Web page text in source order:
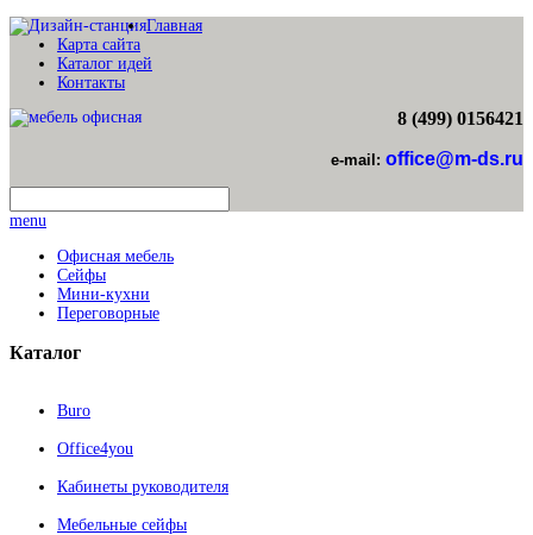
Главная
Карта сайта
Каталог идей
Контакты
8 (499) 0156421
e-mail: office@m-ds.ru
menu
Офисная мебель
Сейфы
Мини-кухни
Переговорные
Каталог
Buro
Office4you
Кабинеты руководителя
Мебельные сейфы